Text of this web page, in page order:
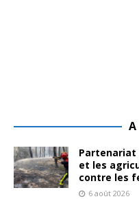
A
Partenariat
et les
contre les
6 août 2026